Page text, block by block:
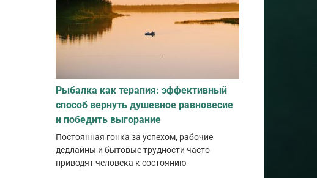
Рыбалка как терапия: эффективный
способ вернуть душевное равновесие
и победить выгорание
Постоянная гонка за успехом, рабочие
дедлайны и бытовые трудности часто
приводят человека к состоянию